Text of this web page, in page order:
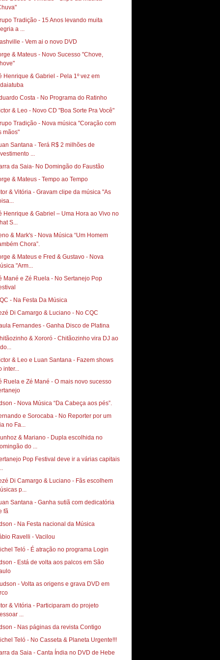
Tradição - 15 Anos levando muita
a ...
- Vem ai o novo DVD
& Mateus - Novo Sucesso "Chove,
Henrique & Gabriel - Pela 1º vez em
Costa - No Programa do Ratinho
& Leo - Novo CD "Boa Sorte Pra Você"
Tradição - Nova música "Coração com
mãos"
Santana - Terá R$ 2 milhões de
...
da Saia- No Domingão do Faustão
& Mateus - Tempo ao Tempo
& Vitória - Gravam clipe da música "As
Henrique & Gabriel – Uma Hora ao Vivo no
S...
Mark's‏ - Nova Música “Um Homem
Chora”.
& Mateus e Fred & Gustavo - Nova
"Arm...
Mané e Zé Ruela - No Sertanejo Pop
- Na Festa Da Música
Di Camargo & Luciano - No CQC
Fernandes - Ganha Disco de Platina
& Xororó - Chitãozinho vira DJ ao
& Leo e Luan Santana - Fazem shows
inter...
Ruela e Zé Mané - O mais novo sucesso
- Nova Música “Da Cabeça aos pés”.
e Sorocaba - No Reporter por um
no Fa...
& Mariano - Dupla escolhida no
do ...
Pop Festival deve ir a várias capitais
Di Camargo & Luciano - Fãs escolhem
p...
Santana - Ganha sutiã com dedicatória
fã
Edson - Na Festa nacional da Música‏
Ravelli - Vacilou
Teló - É atração no programa Login
- Está de volta aos palcos em São
- Volta as origens e grava DVD em
circo‏
& Vitória - Participaram do projeto
...
- Nas páginas da revista Contigo
Teló - No Casseta & Planeta Urgente!!!
da Saia - Canta Índia no DVD de Hebe